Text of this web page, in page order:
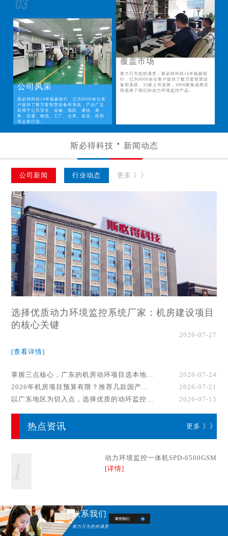
公司风采
斯必得科技14年砥砺前行，已为6000余位客
户提供了数万套智慧设备和系统，产品广泛
应用于公共安全、金融、国防、通信、政
务、交通、物流、工厂、仓库、农业、医药
等众多行业。
覆盖市场
努力只为您的满意；斯必得科技14年砥砺前
行，已为6000余位客户提供了数万套智慧设
备和系统，35家上市选择，4900家集成商共
同选择了我们的动力环境监控产品。
斯必得科技 新闻动态
公司新闻 行业动态 更多 》》
选择优质动力环境监控系统厂家：机房建设项目
的核心关键
2026-07-27
[查看详情]
掌握三点核心，广东的机房动环项目选本地厂家事半功倍！
2026-07-24
2026年机房项目预算有限？推荐几款国产动环监控系统品牌
2026-07-21
以广东地区为切入点，选择优质的动环监控系统厂家
2026-07-15
热点资讯 更多 》》
动力环境监控一体机SPD-6500GSM
[详情]
联系我们
努力只为您的满意